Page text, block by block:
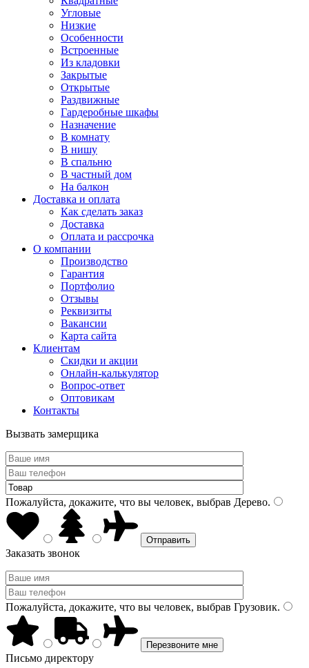
Угловые
Низкие
Особенности
Встроенные
Из кладовки
Закрытые
Открытые
Раздвижные
Гардеробные шкафы
Назначение
В комнату
В нишу
В спальню
В частный дом
На балкон
Доставка и оплата
Как сделать заказ
Доставка
Оплата и рассрочка
О компании
Производство
Гарантия
Портфолио
Отзывы
Реквизиты
Вакансии
Карта сайта
Клиентам
Скидки и акции
Онлайн-калькулятор
Вопрос-ответ
Оптовикам
Контакты
Вызвать замерщика
Пожалуйста, докажите, что вы человек, выбрав Дерево.
Заказать звонок
Пожалуйста, докажите, что вы человек, выбрав Грузовик.
Письмо директору